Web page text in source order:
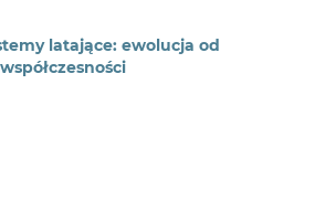
latające: ewolucja od